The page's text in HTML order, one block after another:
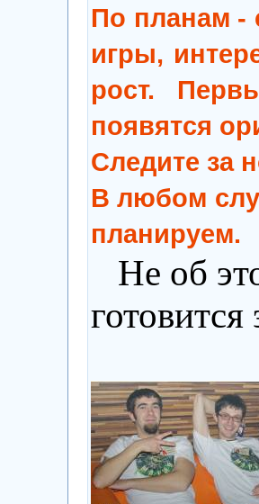
По планам -
игры,
рост.
появятся
Следите за
В любом
планируем.
Не об